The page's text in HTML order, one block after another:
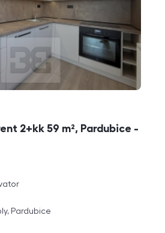
2+kk 59 m², Pardubice -
Pardubice